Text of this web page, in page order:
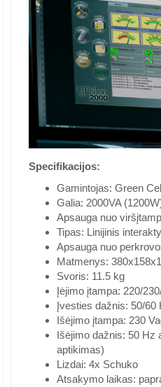
Specifikacijos:
Gamintojas: Green
Galia: 2000VA
Apsauga nuo
Tipas: Linijinis
Apsauga nuo
Matmenys:
Svoris: 11.5 kg
Įėjimo įtampa: 220/
Įvesties dažnis: 50/60
Išėjimo įtampa: 230
Išėjimo dažnis: 50 Hz
aptikimas)
Lizdai: 4x Schuko
Atsakymo laikas: